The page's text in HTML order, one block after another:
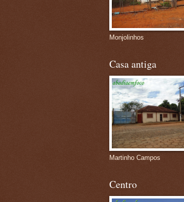
Monjolinhos
Casa antiga
Martinho Campos
Centro